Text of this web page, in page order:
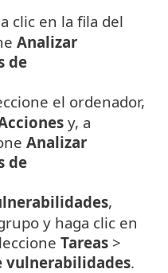
clic en la fila del
Analizar
de
el ordenador,
y, a
Analizar
de
,
y haga clic en
Tareas >
vulnerabilidades.